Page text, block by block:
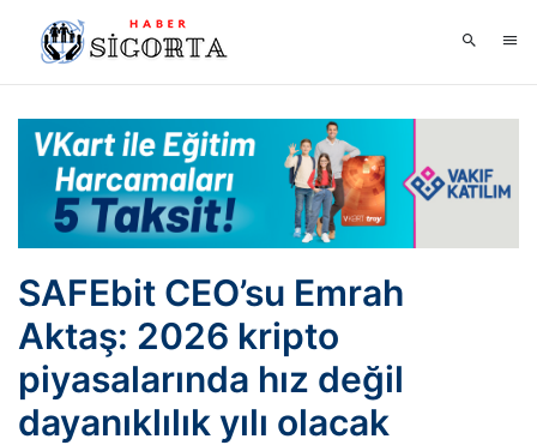
SAFEbit CEO’su Emrah
Aktaş: 2026 kripto
piyasalarında hız değil
dayanıklılık yılı olacak